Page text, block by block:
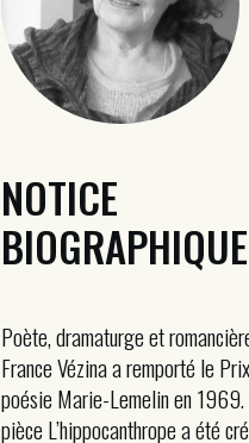
NOTICE
BIOGRAPHIQUE
Poète, dramaturge et
France Vézina a remporté le
poésie Marie-Lemelin en
pièce L’hippocanthrope a été